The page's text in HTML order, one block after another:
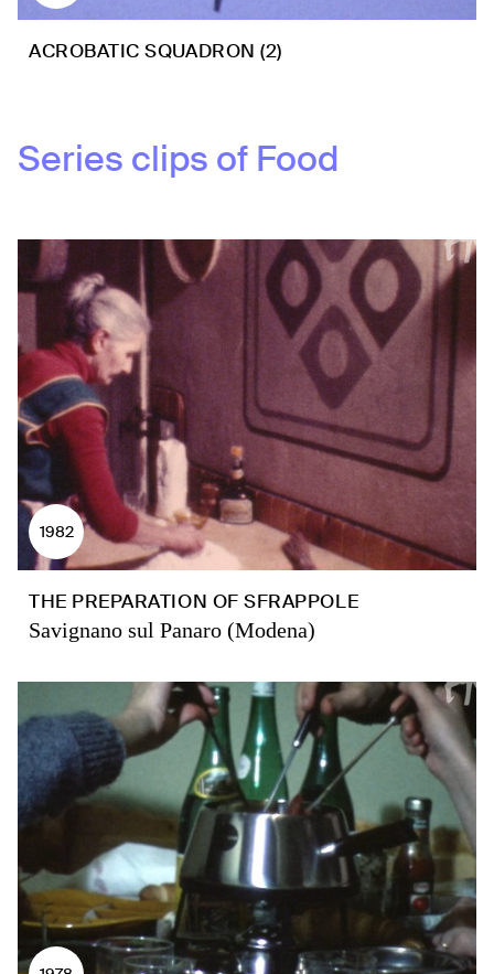
ACROBATIC SQUADRON (2)
Series clips of Food
1982
THE PREPARATION OF SFRAPPOLE
Savignano sul Panaro (Modena)